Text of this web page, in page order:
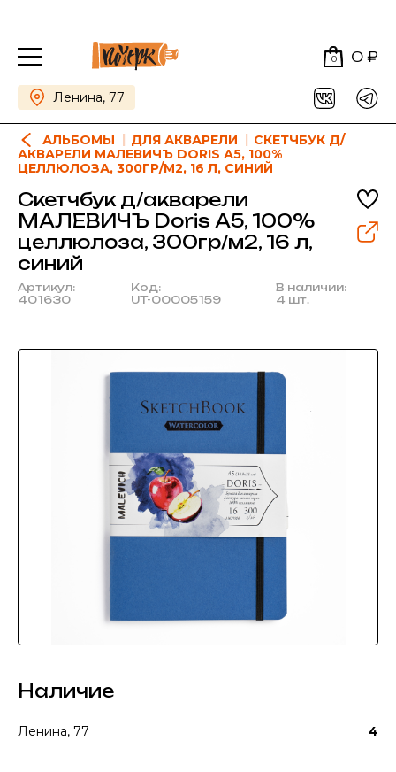
0 0 ₽
Ленина, 77
АЛЬБОМЫ ДЛЯ АКВАРЕЛИ
СКЕТЧБУК Д/
АКВАРЕЛИ МАЛЕВИЧЪ DORIS А5, 100%
ЦЕЛЛЮЛОЗА, 300ГР/М2, 16 Л, СИНИЙ
Скетчбук д/акварели
МАЛЕВИЧЪ Doris А5, 100%
целлюлоза, 300гр/м2, 16 л,
синий
Артикул:
401630
Код:
UT-00005159
В наличии:
4 шт.
Наличие
Ленина, 77 4